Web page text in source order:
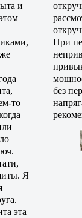
и
то
Я
эта
При
без